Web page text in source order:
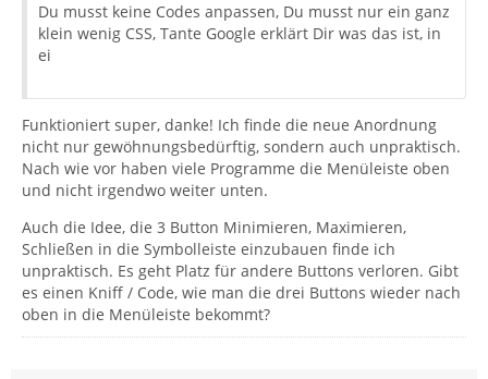
Du musst keine Codes anpassen, Du musst nur ein ganz
klein wenig CSS, Tante Google erklärt Dir was das ist, in
ei
Funktioniert super, danke! Ich finde die neue Anordnung
nicht nur gewöhnungsbedürftig, sondern auch unpraktisch.
Nach wie vor haben viele Programme die Menüleiste oben
und nicht irgendwo weiter unten.
Auch die Idee, die 3 Button Minimieren, Maximieren,
Schließen in die Symbolleiste einzubauen finde ich
unpraktisch. Es geht Platz für andere Buttons verloren. Gibt
es einen Kniff / Code, wie man die drei Buttons wieder nach
oben in die Menüleiste bekommt?